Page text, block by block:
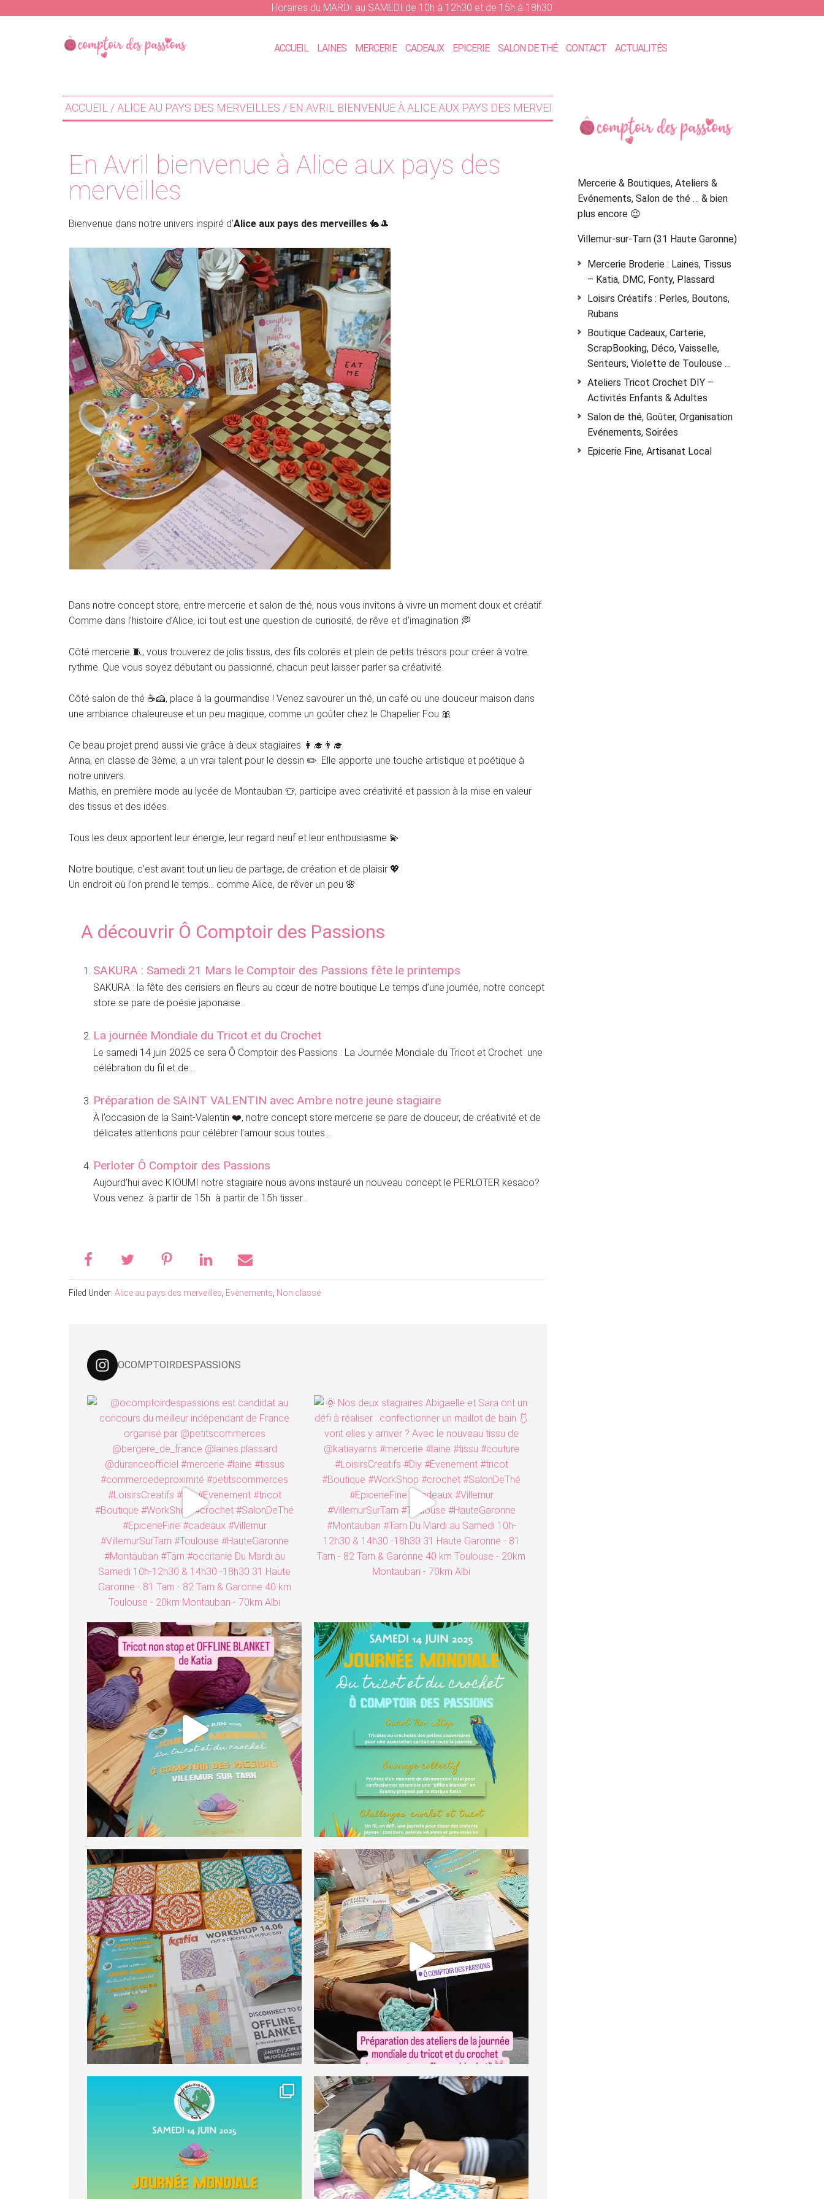
Horaires du MARDI au SAMEDI de 10h à 12h30 et de 15h à 18h30
to
to
ACCUEIL LAINES MERCERIE CADEAUX EPICERIE SALON DE THÉ CONTACT ACTUALITÉS
ACCUEIL /ALICE AU PAYS DES MERVEILLES / EN AVRIL BIENVENUE À ALICE AUX PAYS DES MERVEILLES
En Avril bienvenue à Alice aux pays des
merveilles
Bienvenue dans notre univers inspiré d’Alice aux pays des merveilles 🐇🎩
Dans notre concept store, entre mercerie et salon de thé, nous vous invitons à vivre un moment doux et créatif.
Comme dans l’histoire d’Alice, ici tout est une question de curiosité, de rêve et d’imagination 💭
Côté mercerie 🧵, vous trouverez de jolis tissus, des fils colorés et plein de petits trésors pour créer à votre
rythme. Que vous soyez débutant ou passionné, chacun peut laisser parler sa créativité.
Côté salon de thé ☕🍰, place à la gourmandise ! Venez savourer un thé, un café ou une douceur maison dans
une ambiance chaleureuse et un peu magique, comme un goûter chez le Chapelier Fou 🎀
Ce beau projet prend aussi vie grâce à deux stagiaires 👩‍🎓👨‍🎓
Anna, en classe de 3ème, a un vrai talent pour le dessin ✏️. Elle apporte une touche artistique et poétique à
notre univers.
Mathis, en première mode au lycée de Montauban 👕, participe avec créativité et passion à la mise en valeur
des tissus et des idées.
Tous les deux apportent leur énergie, leur regard neuf et leur enthousiasme 💫
Notre boutique, c’est avant tout un lieu de partage, de création et de plaisir 💖
Un endroit où l’on prend le temps… comme Alice, de rêver un peu 🌸
A découvrir Ô Comptoir des Passions
SAKURA : Samedi 21 Mars le Comptoir des Passions fête le printemps
SAKURA : la fête des cerisiers en fleurs au cœur de notre boutique Le temps d’une journée, notre concept
store se pare de poésie japonaise...
La journée Mondiale du Tricot et du Crochet
Le samedi 14 juin 2025 ce sera Ô Comptoir des Passions : La Journée Mondiale du Tricot et Crochet une
célébration du fil et de...
Préparation de SAINT VALENTIN avec Ambre notre jeune stagiaire
À l’occasion de la Saint-Valentin ❤️, notre concept store mercerie se pare de douceur, de créativité et de
délicates attentions pour célébrer l’amour sous toutes...
Perloter Ô Comptoir des Passions
Aujourd’hui avec KIOUMI notre stagiaire nous avons instauré un nouveau concept le PERLOTER kesaco?
Vous venez à partir de 15h à partir de 15h tisser...
Filed Under: Alice au pays des merveilles Evènements Non classé
OCOMPTOIRDESPASSIONS
Primary
Sidebar
Mercerie & Boutiques, Ateliers &
Evénements, Salon de thé … & bien
plus encore 😉
Villemur-sur-Tarn (31 Haute Garonne)
Mercerie Broderie : Laines, Tissus
– Katia, DMC, Fonty, Plassard
Loisirs Créatifs : Perles, Boutons,
Rubans
Boutique Cadeaux, Carterie,
ScrapBooking, Déco, Vaisselle,
Senteurs, Violette de Toulouse …
Ateliers Tricot Crochet DIY –
Activités Enfants & Adultes
Salon de thé, Goûter, Organisation
Evénements, Soirées
Epicerie Fine, Artisanat Local